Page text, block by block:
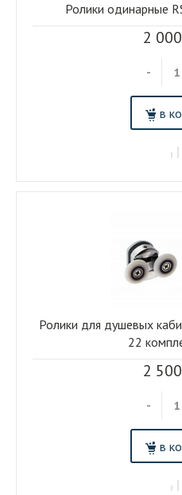
2
-
в
Ролики одинарные
2
-
в
Ролики для душевых
22